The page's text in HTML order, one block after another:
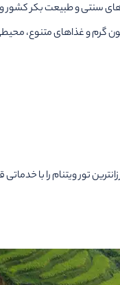
سنتی و طبیعت بکر کشور
گرم و غذاهای متنوع، محیطی
تور ویتنام را با